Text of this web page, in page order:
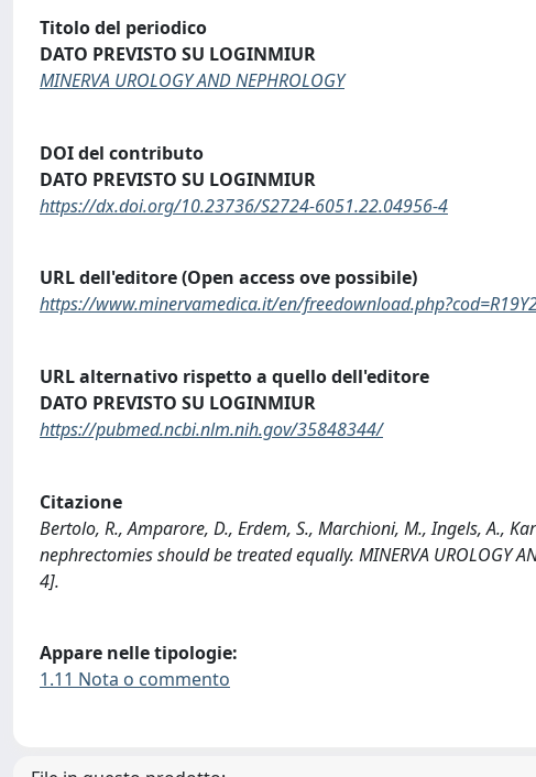
Titolo del periodico
DATO PREVISTO SU LOGINMIUR
MINERVA UROLOGY AND NEPHROLOGY
DOI del contributo
DATO PREVISTO SU LOGINMIUR
https://dx.doi.org/10.23736/S2724-6051.22.04956-4
URL dell'editore (Open access ove possibile)
https://www.minervamedica.it/en/
URL alternativo rispetto a quello dell'editore
DATO PREVISTO SU LOGINMIUR
https://pubmed.ncbi.nlm.nih.gov/35848344/
Citazione
Bertolo, R., Amparore, D., Erdem, S., Marchioni, M., Ingels, A.,
nephrectomies should be treated equally. MINERVA UROLOGY
4].
Appare nelle tipologie:
1.11 Nota o commento